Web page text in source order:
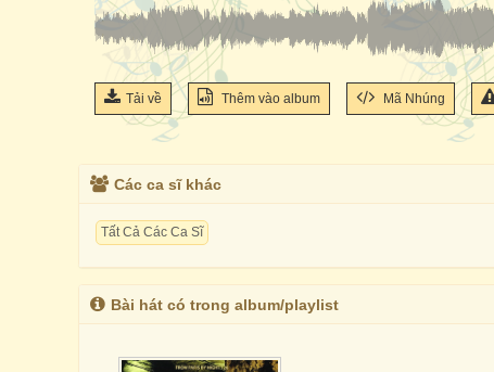
Tải về Thêm vào album Mã Nhúng
Các ca sĩ khác
Tất Cả Các Ca Sĩ
Bài hát có trong album/playlist